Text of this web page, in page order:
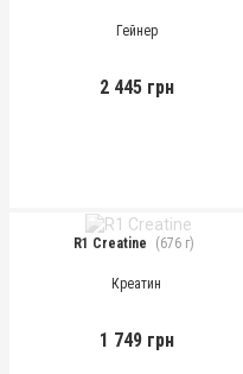
Гейнер
2 445 грн
R1 Creatine (676 г)
Креатин
1 749 грн